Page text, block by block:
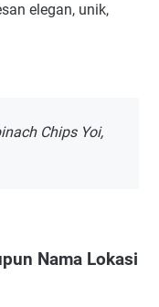
elegan, unik,
Chips Yoi,
Nama Lokasi